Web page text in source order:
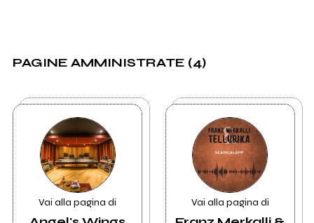
PAGINE AMMINISTRATE (4)
Vai alla pagina di Vai alla pagina di